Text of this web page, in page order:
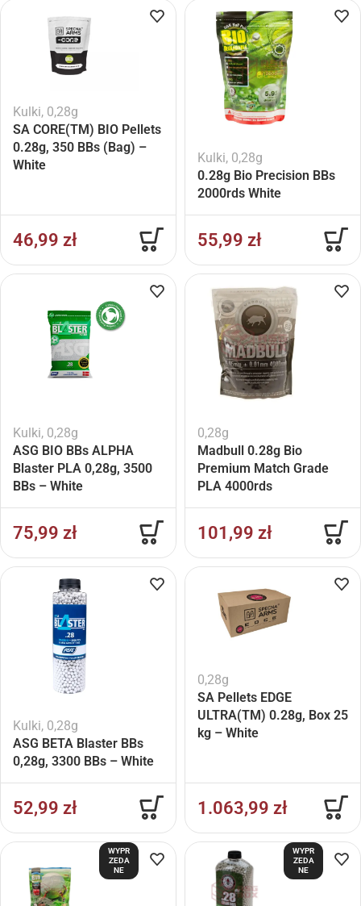
Kulki, 0,28g
SA CORE(TM) BIO Pellets
0.28g, 350 BBs (Bag) –
White
46,99 zł
Kulki, 0,28g
0.28g Bio Precision BBs
2000rds White
55,99 zł
Kulki, 0,28g
ASG BIO BBs ALPHA
Blaster PLA 0,28g, 3500
BBs – White
75,99 zł
0,28g
Madbull 0.28g Bio
Premium Match Grade
PLA 4000rds
101,99 zł
Kulki, 0,28g
ASG BETA Blaster BBs
0,28g, 3300 BBs – White
52,99 zł
0,28g
SA Pellets EDGE
ULTRA(TM) 0.28g, Box 25
kg – White
1.063,99 zł
WYPR
ZEDA
NE
WYPR
ZEDA
NE